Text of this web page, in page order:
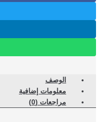
الوصف
معلومات إضافية
مراجعات (0)